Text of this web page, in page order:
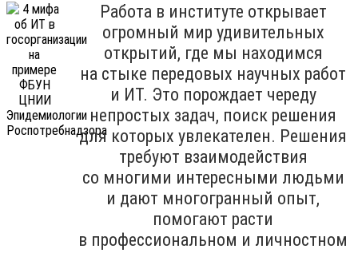
Работа в институте открывает
огромный мир удивительных
открытий, где мы находимся
на стыке передовых научных работ
и ИТ. Это порождает череду
непростых задач, поиск решения
для которых увлекателен. Решения
требуют взаимодействия
со многими интересными людьми
и дают многогранный опыт,
помогают расти
в профессиональном и личностном